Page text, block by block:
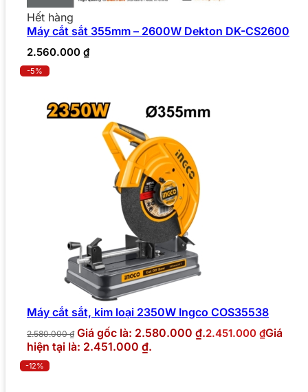
Hết hàng
Máy cắt sắt 355mm – 2600W Dekton DK-CS2600
2.560.000 ₫
-5%
Máy cắt sắt, kim loại 2350W Ingco COS35538
2.580.000₫ Giá gốc là: 2.580.000 ₫.2.451.000 ₫Giá
hiện tại là: 2.451.000 ₫.
-12%